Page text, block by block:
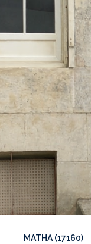
MATHA (17160)